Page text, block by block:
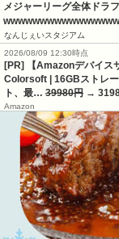
メジャーリーグ全体ドラ
なんじぇいスタジアム
2026/08/09 12:30時点
[PR] 【Amazonデバイス
Colorsoft | 16GBストレ
ト、最… 39980円 →
Amazon